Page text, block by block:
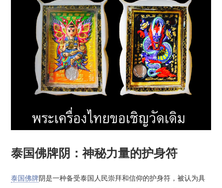
泰国佛牌阴：神秘力量的护身符
泰国佛牌 阴是一种备受泰国人民崇拜和信仰的护身符，被认为具